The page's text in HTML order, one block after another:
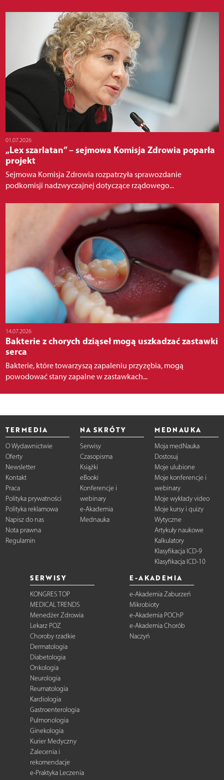
01.07.2026
„Lex szarlatan” – sejmowa Komisja Zdrowia poparła
projekt
Sejmowa Komisja Zdrowia rozpatrzyła sprawozdanie
podkomisji nadzwyczajnej dotyczące rządowego...
14.07.2026
Bakterie z chorych dziąseł mogą uszkadzać zastawki
serca
Bakterie, które towarzyszą zapaleniu przyzębia, mogą
powodować stany zapalne w zastawkach...
TERMEDIA
O Wydawnictwie
Oferty
Newsletter
Kontakt
Praca
Polityka prywatności
Polityka reklamowa
Napisz do nas
Nota prawna
Regulamin
NA SKRÓTY
Serwisy
Czasopisma
Książki
eBooki
Konferencje i
webinary
e-Akademia
Mednauka
MEDNAUKA
Moja medNauka
Dostosuj
Moje ulubione
Moje konferencje i
webinary
Moje wykłady video
Moje kursy i quizy
Wytyczne
Artykuły naukowe
Kalkulatory
Klasyfikacja ICD-9
Klasyfikacja ICD-10
SERWISY
KONGRES TOP
MEDICAL TRENDS
Menedżer Zdrowia
Lekarz POZ
Choroby rzadkie
Dermatologia
Diabetologia
Onkologia
Neurologia
Reumatologia
Kardiologia
Gastroenterologia
Pulmonologia
Ginekologia
Kurier Medyczny
Zalecenia i
rekomendacje
e-Praktyka Leczenia
E-AKADEMIA
e-Akademia Zaburzeń
Mikrobioty
e-Akademia POChP
e-Akademia Chorób
Naczyń